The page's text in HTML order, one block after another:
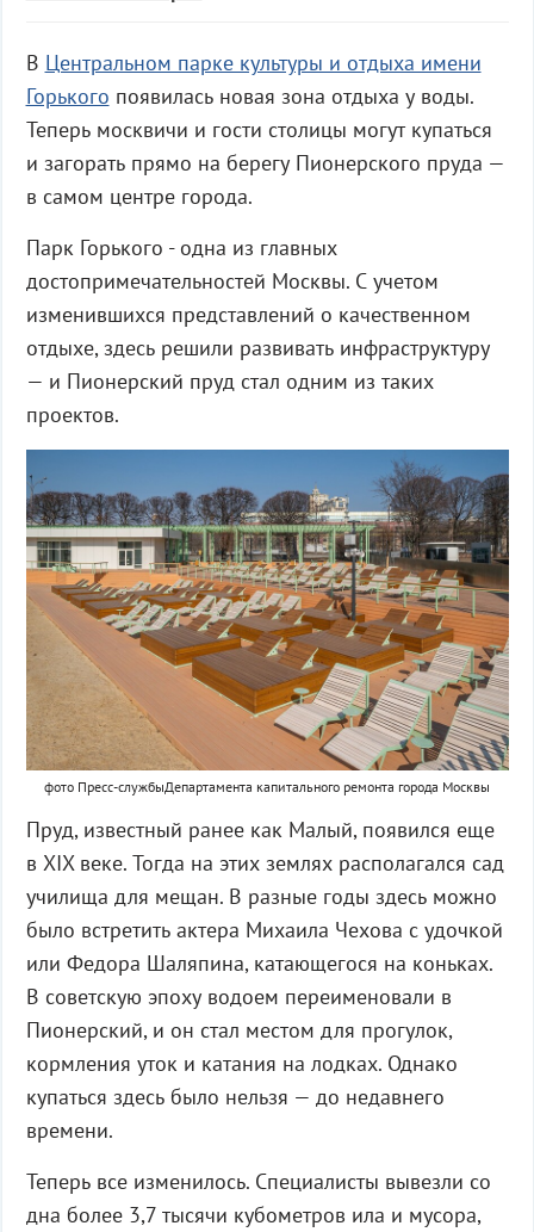
В Центральном парке культуры и отдыха имени
Горького появилась новая зона отдыха у воды.
Теперь москвичи и гости столицы могут купаться
и загорать прямо на берегу Пионерского пруда —
в самом центре города.
Парк Горького - одна из главных
достопримечательностей Москвы. С учетом
изменившихся представлений о качественном
отдыхе, здесь решили развивать инфраструктуру
— и Пионерский пруд стал одним из таких
проектов.
фото Пресс-службыДепартамента капитального ремонта города Москвы
Пруд, известный ранее как Малый, появился еще
в XIX веке. Тогда на этих землях располагался сад
училища для мещан. В разные годы здесь можно
было встретить актера Михаила Чехова с удочкой
или Федора Шаляпина, катающегося на коньках.
В советскую эпоху водоем переименовали в
Пионерский, и он стал местом для прогулок,
кормления уток и катания на лодках. Однако
купаться здесь было нельзя — до недавнего
времени.
Теперь все изменилось. Специалисты вывезли со
дна более 3,7 тысячи кубометров ила и мусора,